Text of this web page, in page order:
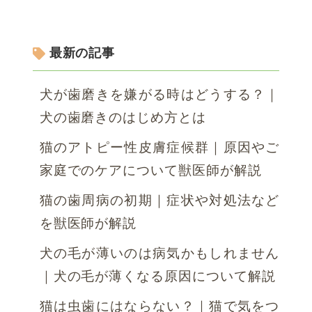
最新の記事
犬が歯磨きを嫌がる時はどうする？｜
犬の歯磨きのはじめ方とは
猫のアトピー性皮膚症候群｜原因やご
家庭でのケアについて獣医師が解説
猫の歯周病の初期｜症状や対処法など
を獣医師が解説
犬の毛が薄いのは病気かもしれません
｜犬の毛が薄くなる原因について解説
猫は虫歯にはならない？｜猫で気をつ